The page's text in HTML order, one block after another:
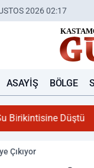
2026 02:17
ASAYIŞ BÖLGE
Birikintisine Düştü
Çıkıyor